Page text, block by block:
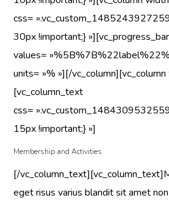
css=
30px !important;} »][vc_progress_bar
values=
units= »% »][/
[vc_column_text
css=
15px !important;} »]
Membership and Activities
[/
eget risus varius blandit sit amet